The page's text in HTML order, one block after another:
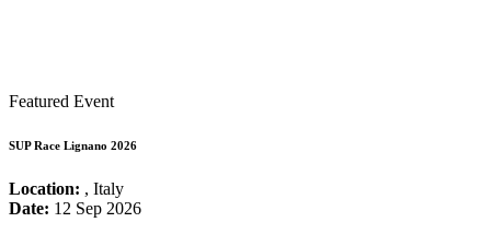
Featured Event
SUP Race Lignano 2026
Location: , Italy
Date: 12 Sep 2026